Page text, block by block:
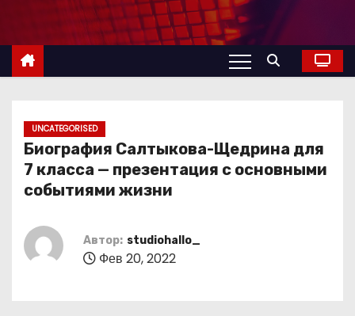
с
UNCATEGORISED
Биография Салтыкова-Щедрина для
7 класса — презентация с основными
событиями жизни
Автор: studiohallo_
Фев 20, 2022